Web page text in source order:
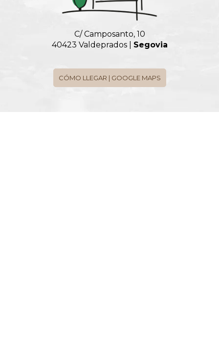
C/ Camposanto, 10
40423 Valdeprados | Segovia
CÓMO LLEGAR | GOOGLE MAPS